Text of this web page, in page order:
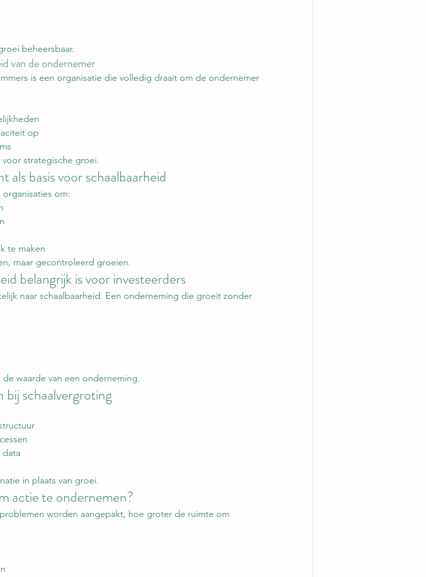
beheersbaar.
van de ondernemer
is een organisatie die volledig draait om de ondernemer
op
strategische groei.
als basis voor schaalbaarheid
om:
te maken
maar gecontroleerd groeien.
belangrijk is voor investeerders
naar schaalbaarheid. Een onderneming die groeit zonder
waarde van een onderneming.
schaalvergroting
in plaats van groei.
actie te ondernemen?
worden aangepakt, hoe groter de ruimte om